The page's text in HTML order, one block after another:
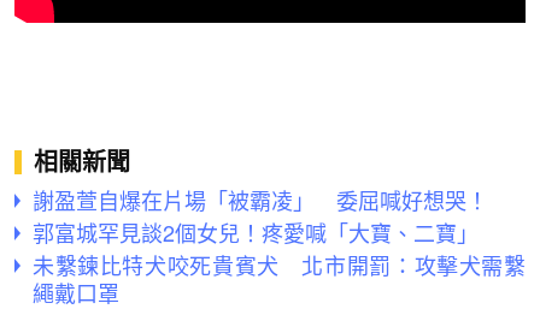
相關新聞
謝盈萱自爆在片場「被霸凌」 委屈喊好想哭！
郭富城罕見談2個女兒！疼愛喊「大寶、二寶」
未繫鍊比特犬咬死貴賓犬 北市開罰：攻擊犬需繫
繩戴口罩